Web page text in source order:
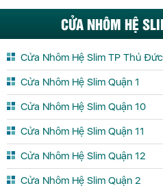
CỬA NHÔM HỆ
Cửa Nhôm Hệ Slim TP Thủ Đức
Cửa Nhôm Hệ Slim Quận 1
Cửa Nhôm Hệ Slim Quận 10
Cửa Nhôm Hệ Slim Quận 11
Cửa Nhôm Hệ Slim Quận 12
Cửa Nhôm Hệ Slim Quận 2